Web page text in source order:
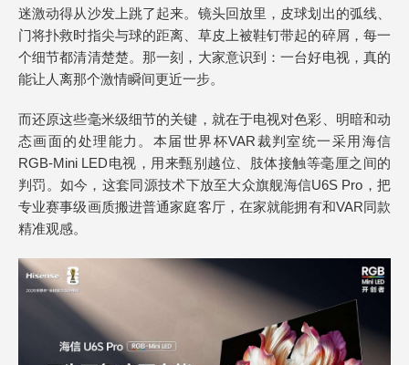
迷激动得从沙发上跳了起来。镜头回放里，皮球划出的弧线、
门将扑救时指尖与球的距离、草皮上被鞋钉带起的碎屑，每一
个细节都清清楚楚。那一刻，大家意识到：一台好电视，真的
能让人离那个激情瞬间更近一步。
而还原这些毫米级细节的关键，就在于电视对色彩、明暗和动
态画面的处理能力。本届世界杯VAR裁判室统一采用海信
RGB-Mini LED电视，用来甄别越位、肢体接触等毫厘之间的
判罚。如今，这套同源技术下放至大众旗舰海信U6S Pro，把
专业赛事级画质搬进普通家庭客厅，在家就能拥有和VAR同款
精准观感。